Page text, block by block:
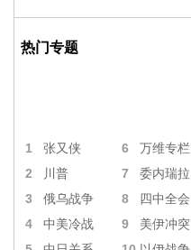
热门专题
1 张又侠 6 万维专栏
2 川普 7 委内瑞拉
3 俄乌战争 8 四中全会
4 中美冷战 9 美伊冲突